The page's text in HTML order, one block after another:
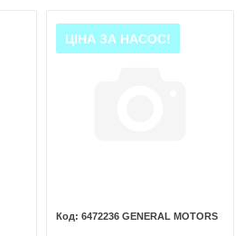
ЦІНА ЗА НАСОС!
6472236 GENERAL MOTORS